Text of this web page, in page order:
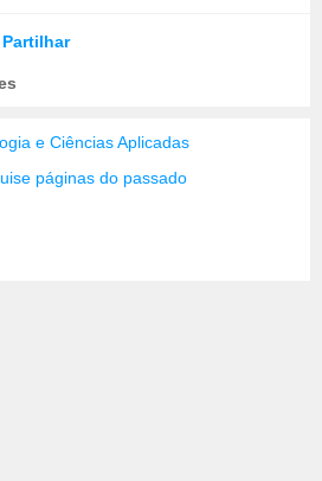
Partilhar
e Ciências Aplicadas
páginas do passado